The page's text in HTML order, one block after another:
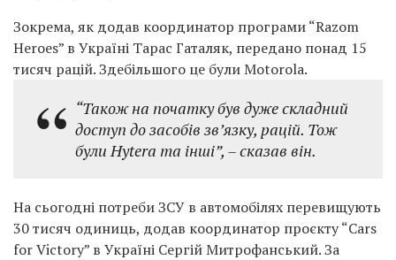
Зокрема, як додав координатор програми “Razom
Heroes” в Україні Тарас Гаталяк, передано понад 15
тисяч рацій. Здебільшого це були Motorola.
“Також на початку був дуже складний
доступ до засобів зв’язку, рацій. Тож
були Hytera та інші”, – сказав він.
На сьогодні потреби ЗСУ в автомобілях перевищують
30 тисяч одиниць, додав координатор проєкту “Cars
for Victory” в Україні Сергій Митрофанський. За